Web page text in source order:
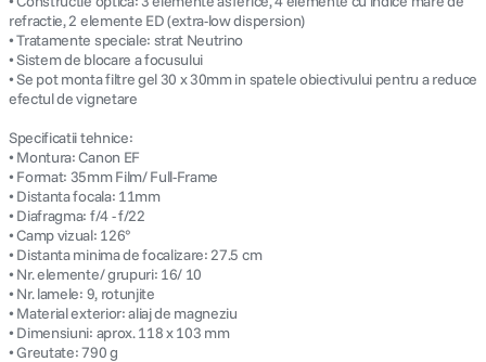
refractie, 2 elemente ED (extra-low dispersion)
• Tratamente speciale: strat Neutrino
• Sistem de blocare a focusului
• Se pot monta filtre gel 30 x 30mm in spatele obiectivului pentru a reduce
efectul de vignetare
Specificatii tehnice:
• Montura: Canon EF
• Format: 35mm Film/ Full-Frame
• Distanta focala: 11mm
• Diafragma: f/4 - f/22
• Camp vizual: 126°
• Distanta minima de focalizare: 27.5 cm
• Nr. elemente/ grupuri: 16/ 10
• Nr. lamele: 9, rotunjite
• Material exterior: aliaj de magneziu
• Dimensiuni: aprox. 118 x 103 mm
• Greutate: 790 g